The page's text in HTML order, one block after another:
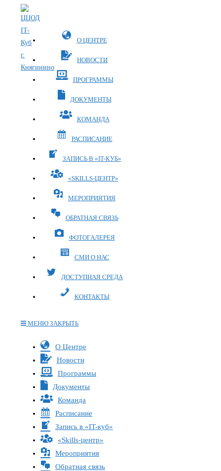
Перейти
к
содержимому
О ЦЕНТРЕ
НОВОСТИ
ПРОГРАММЫ
ДОКУМЕНТЫ
КОМАНДА
РАСПИСАНИЕ
ЗАПИСЬ В «IT-КУБ»
«SKILLS-ЦЕНТР»
МЕРОПРИЯТИЯ
ОБРАТНАЯ СВЯЗЬ
ФОТОГАЛЕРЕЯ
СМИ О НАС
ДОСТУПНАЯ СРЕДА
КОНТАКТЫ
МЕНЮ ЗАКРЫТЬ
Переключите
кнопку,
чтобы
развернуть
свернуть
меню
О Центре
Новости
Программы
Документы
Команда
Расписание
Запись в «IT-куб»
«Skills-центр»
Мероприятия
Обратная связь